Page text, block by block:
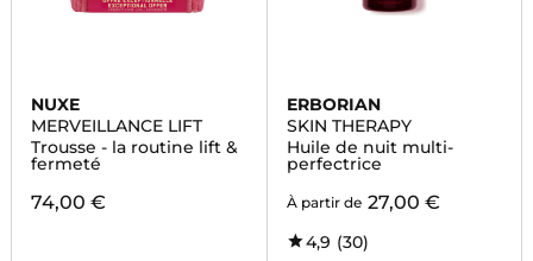
NUXE
MERVEILLANCE LIFT
Trousse - la routine lift &
fermeté
74,00 €
ERBORIAN
SKIN THERAPY
Huile de nuit multi-
perfectrice
À partir de 27,00 €
4,9 (30)